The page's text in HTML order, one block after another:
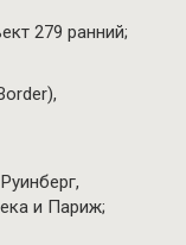
279 ранний;
и Париж;